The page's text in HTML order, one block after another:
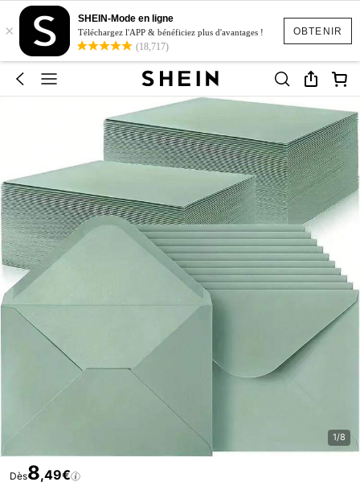
OBTENIR
×
SHEIN-Mode en ligne
Téléchargez l'APP & bénéficiez plus d'avantages !
(18,717)
1/8
Dès8,49€